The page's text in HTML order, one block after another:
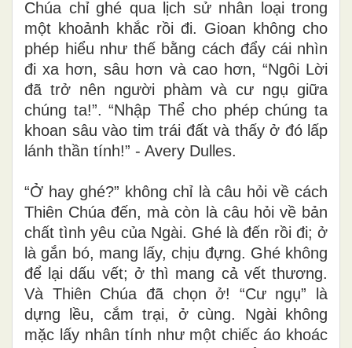
được chỗ trọ. Những chi tiết ấy có thể
khiến người hời hợt tưởng rằng, Thiên
Chúa chỉ ghé qua lịch sử nhân loại trong
một khoảnh khắc rồi đi. Gioan không cho
phép hiểu như thế bằng cách đẩy cái nhìn
đi xa hơn, sâu hơn và cao hơn, “Ngôi Lời
đã trở nên người phàm và cư ngụ giữa
chúng ta!”. “Nhập Thể cho phép chúng ta
lánh thần tính!” - Avery Dulles.
“Ở hay ghé?” không chỉ là câu hỏi về cách
Thiên Chúa đến, mà còn là câu hỏi về bản
chất tình yêu của Ngài. Ghé là đến rồi đi; ở
là gắn bó, mang lấy, chịu đựng. Ghé không
để lại dấu vết; ở thì mang cả vết thương.
Và Thiên Chúa đã chọn ở! “Cư ngụ” là